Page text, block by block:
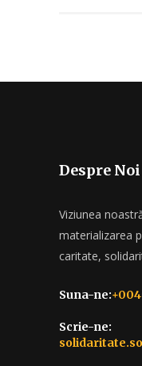
Despre Noi
Viziunea
materializarea
caritate,
Suna-ne:
Scrie-ne: